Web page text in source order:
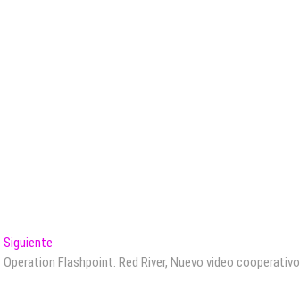
Siguiente
siguiente:
Operation Flashpoint: Red River, Nuevo video cooperativo